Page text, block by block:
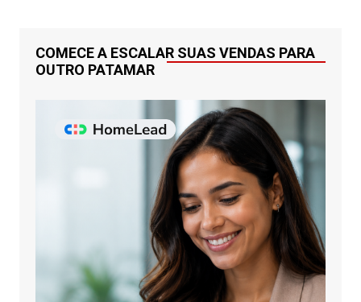
COMECE A ESCALAR SUAS VENDAS PARA
OUTRO PATAMAR